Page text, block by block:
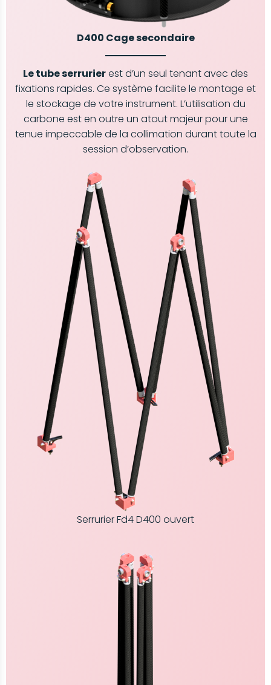
D400 Cage secondaire
Le tube serrurierest d’un seul tenant avec des
fixations rapides. Ce système facilite le montage et
le stockage de votre instrument. L’utilisation du
carbone est en outre un atout majeur pour une
tenue impeccable de la collimation durant toute la
session d’observation.
Serrurier Fd4 D400 ouvert